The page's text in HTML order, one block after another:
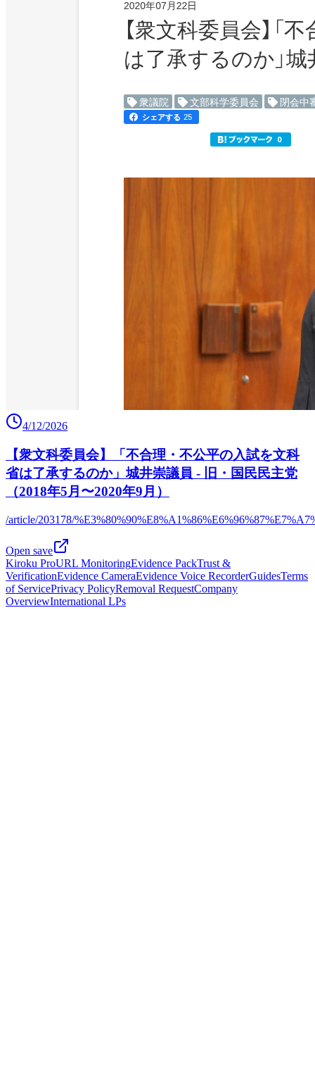
4/12/2026
【衆文科委員会】「不合理・不公平の入試を文科
省は了承するのか」城井崇議員 - 旧・国民民主党
（2018年5月〜2020年9月）
/article/203178/
Open save
Kiroku ProURL MonitoringEvidence PackTrust &
VerificationEvidence CameraEvidence Voice RecorderGuidesTerms
of ServicePrivacy PolicyRemoval RequestCompany
OverviewInternational LPs